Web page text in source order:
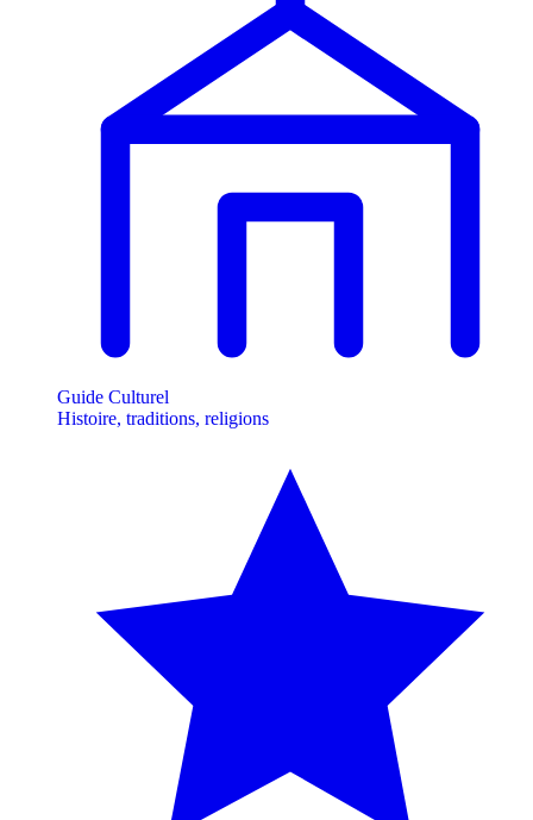
Guide Culturel
Histoire, traditions, religions